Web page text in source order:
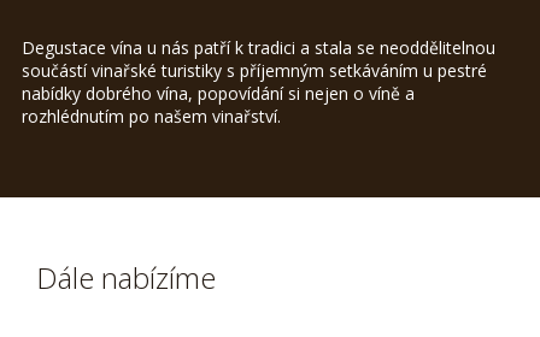
Degustace vína u nás patří k tradici a stala se neoddělitelnou
součástí vinařské turistiky s příjemným setkáváním u pestré
nabídky dobrého vína, popovídání si nejen o víně a
rozhlédnutím po našem vinařství.
Dále nabízíme